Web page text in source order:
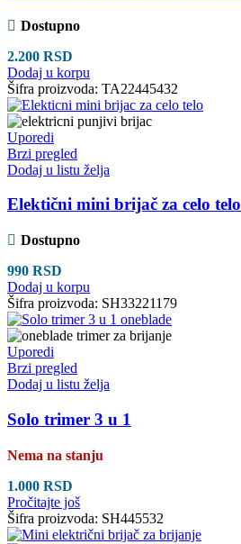
Dostupno
2.200 RSD
Dodaj u korpu
Šifra proizvoda: TA22445432
Uporedi
Brzi pregled
Dodaj u listu želja
Elektični mini brijač za celo telo
Dostupno
990 RSD
Dodaj u korpu
Šifra proizvoda: SH33221179
Uporedi
Brzi pregled
Dodaj u listu želja
Solo trimer 3 u 1
Nema na stanju
1.000 RSD
Pročitajte još
Šifra proizvoda: SH445532